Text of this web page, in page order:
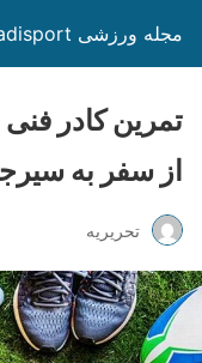
مجله ورزشی adisport
تمرین کادر فنی
از سفر به
تحریریه